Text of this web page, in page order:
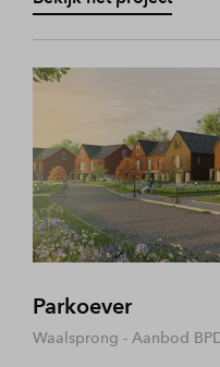
Parkoever
Waalsprong - Aanbod